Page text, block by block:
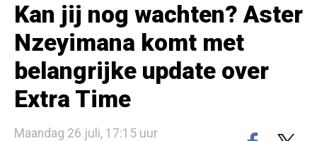
Kan jij nog wachten? Aster
Nzeyimana komt met
belangrijke update over
Extra Time
Maandag 26 juli, 17:15 uur